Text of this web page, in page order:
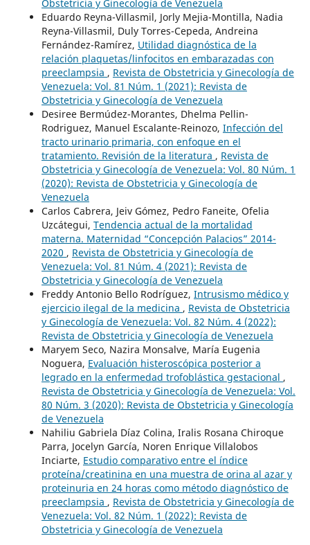
Obstetricia y Ginecología de Venezuela
Eduardo Reyna-Villasmil, Jorly Mejia-Montilla, Nadia
Reyna-Villasmil, Duly Torres-Cepeda, Andreina
Fernández-Ramírez, Utilidad diagnóstica de la
relación plaquetas/linfocitos en embarazadas con
preeclampsia , Revista de Obstetricia y Ginecología de
Venezuela: Vol. 81 Núm. 1 (2021): Revista de
Obstetricia y Ginecología de Venezuela
Desiree Bermúdez-Morantes, Dhelma Pellin-
Rodriguez, Manuel Escalante-Reinozo, Infección del
tracto urinario primaria, con enfoque en el
tratamiento. Revisión de la literatura , Revista de
Obstetricia y Ginecología de Venezuela: Vol. 80 Núm. 1
(2020): Revista de Obstetricia y Ginecología de
Venezuela
Carlos Cabrera, Jeiv Gómez, Pedro Faneite, Ofelia
Uzcátegui, Tendencia actual de la mortalidad
materna. Maternidad “Concepción Palacios” 2014-
2020 , Revista de Obstetricia y Ginecología de
Venezuela: Vol. 81 Núm. 4 (2021): Revista de
Obstetricia y Ginecología de Venezuela
Freddy Antonio Bello Rodríguez, Intrusismo médico y
ejercicio ilegal de la medicina , Revista de Obstetricia
y Ginecología de Venezuela: Vol. 82 Núm. 4 (2022):
Revista de Obstetricia y Ginecología de Venezuela
Maryem Seco, Nazira Monsalve, María Eugenia
Noguera, Evaluación histeroscópica posterior a
legrado en la enfermedad trofoblástica gestacional ,
Revista de Obstetricia y Ginecología de Venezuela: Vol.
80 Núm. 3 (2020): Revista de Obstetricia y Ginecología
de Venezuela
Nahiliu Gabriela Díaz Colina, Iralis Rosana Chiroque
Parra, Jocelyn García, Noren Enrique Villalobos
Inciarte, Estudio comparativo entre el índice
proteína/creatinina en una muestra de orina al azar y
proteinuria en 24 horas como método diagnóstico de
preeclampsia , Revista de Obstetricia y Ginecología de
Venezuela: Vol. 82 Núm. 1 (2022): Revista de
Obstetricia y Ginecología de Venezuela